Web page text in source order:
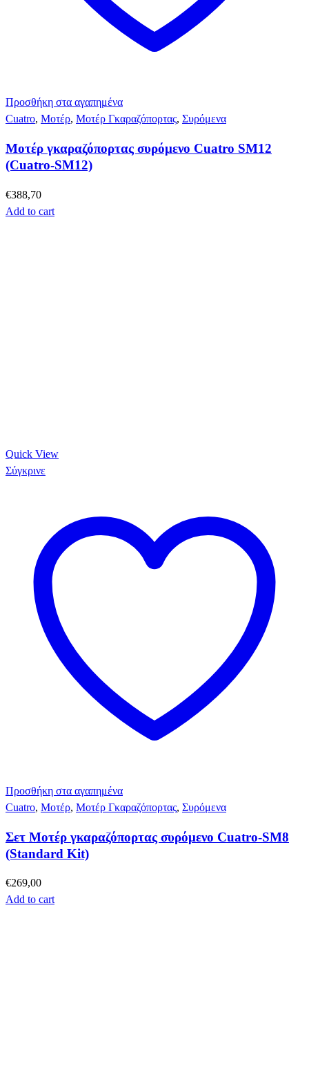
Προσθήκη στα αγαπημένα
Cuatro, Μοτέρ, Μοτέρ Γκαραζόπορτας, Συρόμενα
Μοτέρ γκαραζόπορτας συρόμενο Cuatro SM12
(Cuatro-SM12)
€388,70
Add to cart
Quick View
Σύγκρινε
Προσθήκη στα αγαπημένα
Cuatro, Μοτέρ, Μοτέρ Γκαραζόπορτας, Συρόμενα
Σετ Μοτέρ γκαραζόπορτας συρόμενο Cuatro-SM8
(Standard Kit)
€269,00
Add to cart